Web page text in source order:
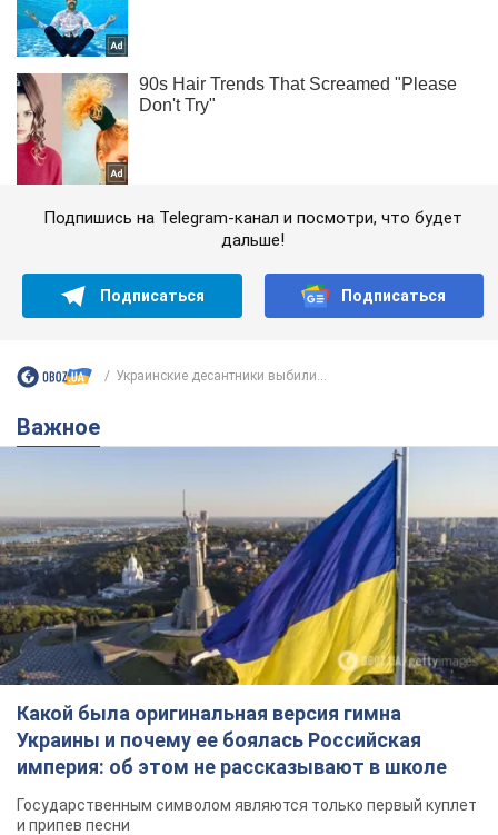
Подпишись на Telegram-канал и посмотри, что будет
дальше!
Подписаться Подписаться
Украинские десантники выбили...
Важное
Какой была оригинальная версия гимна
Украины и почему ее боялась Российская
империя: об этом не рассказывают в школе
Государственным символом являются только первый куплет
и припев песни